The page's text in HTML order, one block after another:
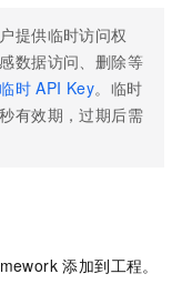
提供临时访问权
数据访问、删除等
临时 API Key。临时
秒有效期，过期后需
添加到工程。